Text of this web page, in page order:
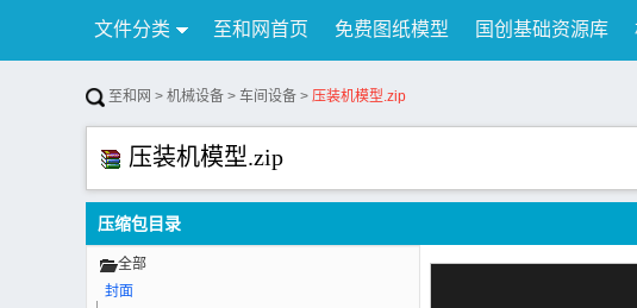
文件分类 至和网首页 免费图纸模型 国创基础资源库
行业资讯 公告 联系我们
至和网 > 机械设备 > 车间设备 > 压装机模型.zip
压装机模型.zip
压缩包目录
全部
封面